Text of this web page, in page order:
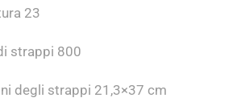
23
strappi 800
degli strappi 21,3×37 cm